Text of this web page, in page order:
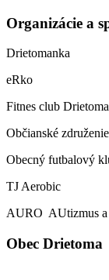
Organizácie a
Drietomanka
eRko
Fitnes club Drietoma
Občianské združenie
Obecný futbalový
TJ Aerobic
AURO AUtizmus a
Obec Drietoma